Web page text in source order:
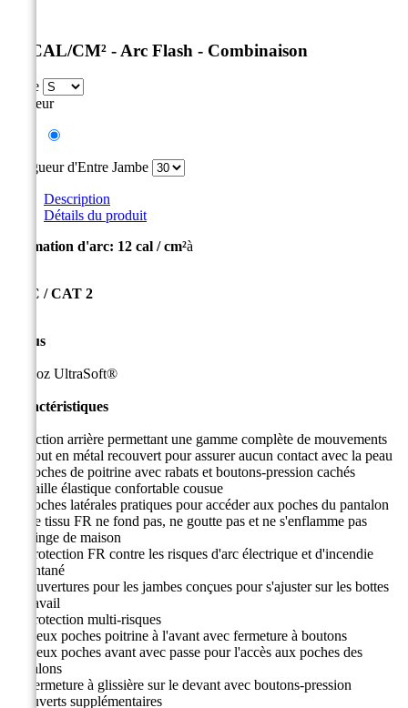
12 CAL/CM² - Arc Flash - Combinaison
Taille
Couleur
Longueur d'Entre Jambe
Description
Détails du produit
Estimation d'arc: 12 cal / cm²à
HRC / CAT 2
Tissus
9 oz UltraSoft®
Caractéristiques
Action arrière permettant une gamme complète de mouvements
Tout en métal recouvert pour assurer aucun contact avec la peau
Poches de poitrine avec rabats et boutons-pression cachés
Taille élastique confortable cousue
Poches latérales pratiques pour accéder aux poches du pantalon
Le tissu FR ne fond pas, ne goutte pas et ne s'enflamme pas
Linge de maison
Protection FR contre les risques d'arc électrique et d'incendie
instantané
Ouvertures pour les jambes conçues pour s'ajuster sur les bottes
de travail
Protection multi-risques
Deux poches poitrine à l'avant avec fermeture à boutons
Deux poches avant avec passe pour l'accès aux poches des
pantalons
Fermeture à glissière sur le devant avec boutons-pression
recouverts supplémentaires